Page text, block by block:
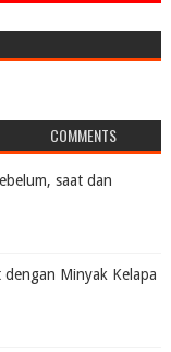
COMMENTS
saat dan
Minyak Kelapa